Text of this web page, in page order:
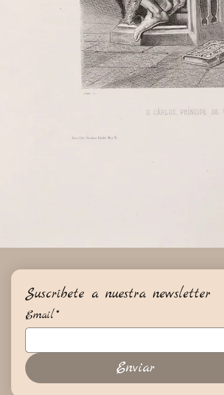
Suscríbete a nuestra newsletter
Email*
Enviar